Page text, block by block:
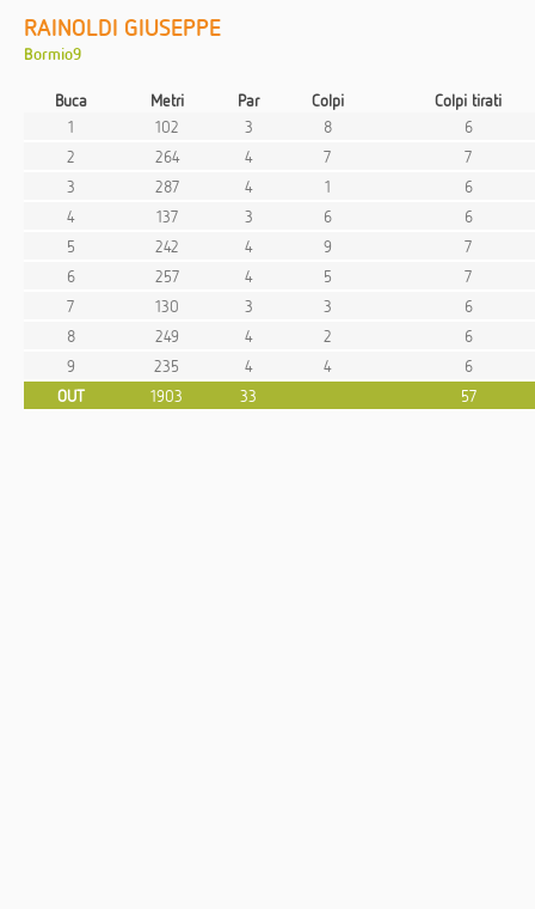
RAINOLDI GIUSEPPE
Bormio9
Buca Metri Par Colpi
Colpi tirati
1
102 3 8
6
2
264 4 7
7
3
287 4 1
6
4
137 3 6
6
5
242 4 9
7
6
257 4 5
7
7
130 3 3
6
8
249 4 2
6
9
235 4 4
6
OUT
1903 33 57